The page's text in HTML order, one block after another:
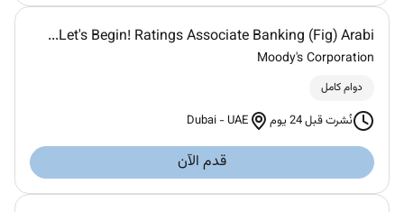
Let's Begin! Ratings Associate Banking (Fig) Arabi...
Moody's Corporation
دوام كامل
نُشرت قبل 24 يوم Dubai -UAE
قدم الآن